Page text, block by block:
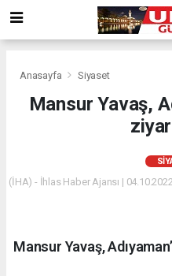
Anasayfa Siyaset
Mansur Yavaş,
(İHA) - İhlas Haber Ajansı |
Mansur Yavaş,